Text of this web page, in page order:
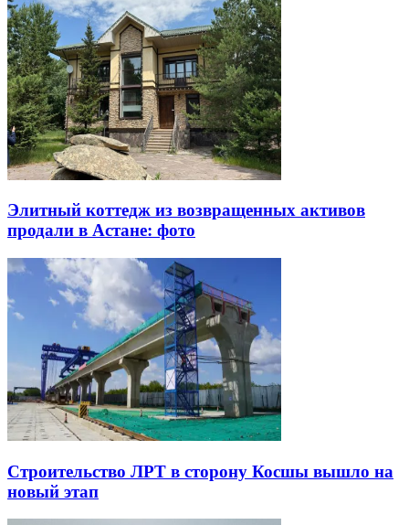
Элитный коттедж из возвращенных активов
продали в Астане: фото
Строительство ЛРТ в сторону Косшы вышло на
новый этап